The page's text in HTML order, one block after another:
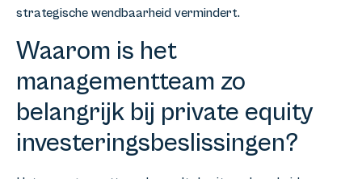
strategische wendbaarheid vermindert.
Waarom is het
managementteam zo
belangrijk bij private equity
investeringsbeslissingen?